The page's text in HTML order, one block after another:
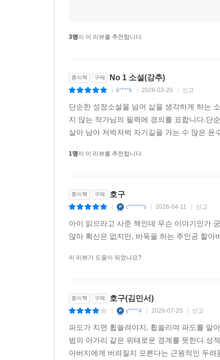
3명이 이 리뷰를 추천합니다.
종이책 구매 No 1 소설(강추)
k****k 2026-03-20 신고
단순한 성장소설을 넘어 삶을 생각하게 하는
지 않는 작가님의 필력에 경의를 표합니다.단
살아 남아 저벅저벅 자기길을 가는 수 많은
1명이 이 리뷰를 추천합니다.
종이책 구매 호구
c******s 2026-04-11 신고
아이 읽으라고 사준 책인데 무슨 이야기인가
않아 확신은 없지만, 바둑을 하는 주인공 할
이 리뷰가 도움이 되었나요?
종이책 구매 호구(김민서)
y****4 2026-07-25 신고
파도가 치면 휩쓸려야지, 휩쓸리며 파도를 알
범의 아가리 같은 위태로운 경계를 뜻한다.성
아버지에게 버려질지 모른다는 근원적인 두려